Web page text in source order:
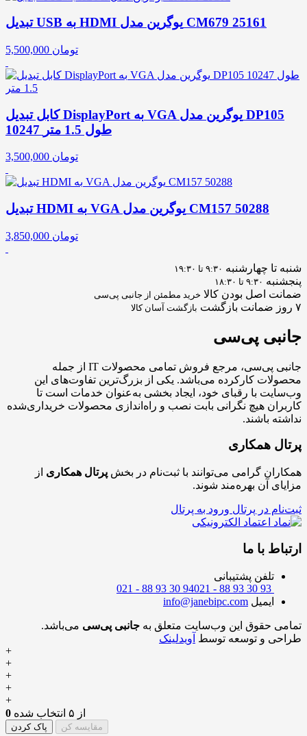
تبدیل USB به HDMI یوگرین مدل CM679 25161
5,500,000 تومان
کابل تبدیل DisplayPort به VGA یوگرین مدل DP105
10247 طول 1.5 متر
3,500,000 تومان
تبدیل HDMI به VGA یوگرین مدل CM157 50288
3,850,000 تومان
شنبه تا چهارشنبه ۹:۳۰ تا ۱۹:۳۰
پنجشنبه ۹:۳۰ تا ۱۸:۳۰
ضمانت اصل بودن کالا خرید مطمئن از جانبی پی‌سی
۷ روز ضمانت بازگشت بازگشت آسان کالا
جانبی پی‌سی
جانبی پی‌سی، مرجع فروش تمامی محصولات IT از جمله
محصولات کارکرده می‌باشد. یکی از بزرگ‌ترین تفاوت‌های این
وب‌سایت با رقبای خود، ایجاد بخشی به‌عنوان خدمات است تا
کاربران هیچ نگرانی بابت نصب و راه‌اندازی محصولات خریداری‌شده
نداشته باشند.
پرتال همکاری
همکاران گرامی می‌توانند با ثبت‌نام در بخش پرتال همکاری از
مزایای آن بهره‌مند شوند.
ثبت‌نام در پرتال ورود به پرتال
ارتباط با ما
تلفن پشتیبانی
021 - 88 93 30 93
021 - 88 93 30 94
ایمیل info@janebipc.com
تمامی حقوق این وب‌سایت متعلق به جانبی پی‌سی می‌باشد.
طراحی و توسعه توسط آویدلینک
+
+
+
+
+
0
از ۵ انتخاب شده
پاک کردن مقایسه کن